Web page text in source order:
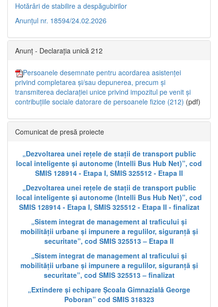
Hotărâri de stabilire a despăgubirilor
Anunțul nr. 18594/24.02.2026
Anunț - Declarația unică 212
Persoanele desemnate pentru acordarea asistenței
privind completarea și/sau depunerea, precum și
transmiterea declarației unice privind impozitul pe venit și
contribuțiile sociale datorare de persoanele fizice (212) (pdf)
Comunicat de presă proiecte
„Dezvoltarea unei rețele de stații de transport public
local inteligente și autonome (Intelli Bus Hub Net)”, cod
SMIS 128914 - Etapa I, SMIS 325512 - Etapa II
„Dezvoltarea unei rețele de stații de transport public
local inteligente și autonome (Intelli Bus Hub Net)”, cod
SMIS 128914 - Etapa I, SMIS 325512 - Etapa II - finalizat
„Sistem integrat de management al traficului și
mobilității urbane și impunere a regulilor, siguranță și
securitate”, cod SMIS 325513 – Etapa II
„Sistem integrat de management al traficului și
mobilității urbane și impunere a regulilor, siguranță și
securitate”, cod SMIS 325513 – finalizat
„Extindere și echipare Școala Gimnazială George
Poboran” cod SMIS 318323